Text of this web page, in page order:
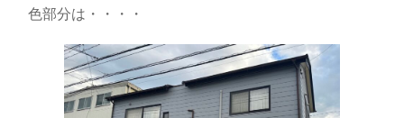
色部分は・・・・